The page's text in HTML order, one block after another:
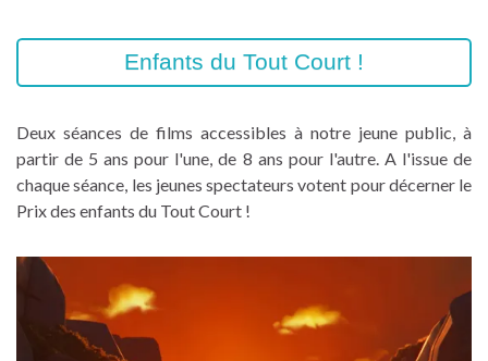
Enfants du Tout Court !
Deux séances de films accessibles à notre jeune public, à
partir de 5 ans pour l'une, de 8 ans pour l'autre. A l'issue de
chaque séance, les jeunes spectateurs votent pour décerner le
Prix des enfants du Tout Court !